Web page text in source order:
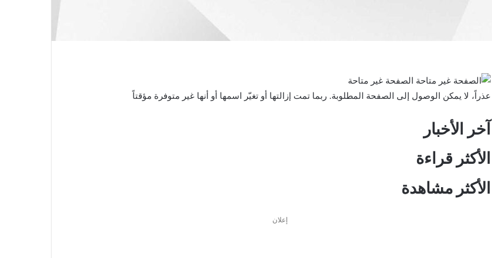
الصفحة غير متاحة
عذراً، لا يمكن الوصول إلى الصفحة المطلوبة. ربما تمت إزالتها أو تغيّر اسمها أو أنها غير متوفرة مؤقتاً
آخر الأخبار
الأكثر قراءة
الأكثر مشاهدة
إعلان